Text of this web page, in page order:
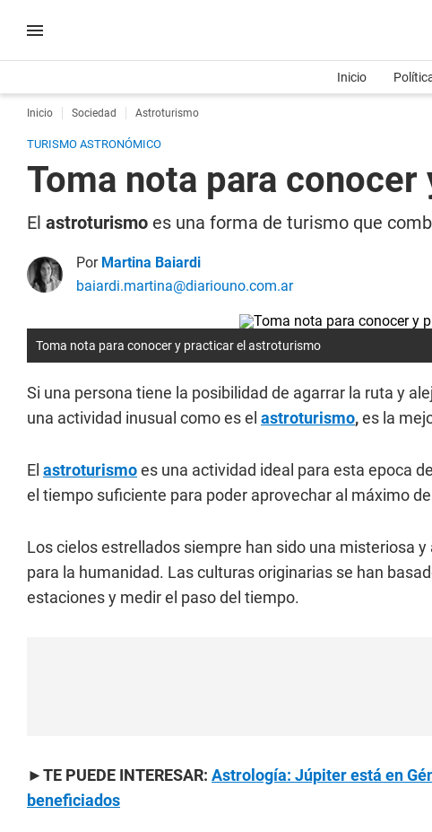
Inicio
Inicio Sociedad Astroturismo
TURISMO ASTRONÓMICO
Toma nota para
El astroturismo es una forma de turismo que
Por Martina Baiardi
baiardi.martina@diariouno.com.ar
Toma nota para conocer y practicar el astroturismo
Si una persona tiene la posibilidad de agarrar la ruta y
una actividad inusual como es el astroturismo,es la
El astroturismoes una actividad ideal para esta epoca
el tiempo suficiente para poder aprovechar al máximo
Los cielos estrellados siempre han sido una misteriosa
para la humanidad. Las culturas originarias se han
estaciones y medir el paso del tiempo.
►TE PUEDE INTERESAR: Astrología: Júpiter está en
beneficiados